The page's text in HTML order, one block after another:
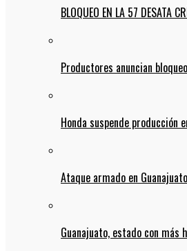
BLOQUEO EN LA 57 DESATA
Productores anuncian
Honda suspende producción
Ataque armado en
Guanajuato, estado con más